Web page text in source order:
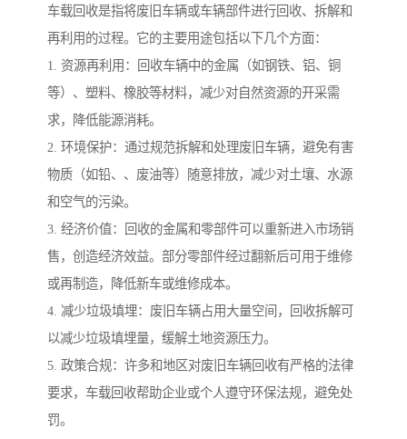
车载回收是指将废旧车辆或车辆部件进行回收、拆解和
再利用的过程。它的主要用途包括以下几个方面：
1. 资源再利用：回收车辆中的金属（如钢铁、铝、铜
等）、塑料、橡胶等材料，减少对自然资源的开采需
求，降低能源消耗。
2. 环境保护：通过规范拆解和处理废旧车辆，避免有害
物质（如铅、、废油等）随意排放，减少对土壤、水源
和空气的污染。
3. 经济价值：回收的金属和零部件可以重新进入市场销
售，创造经济效益。部分零部件经过翻新后可用于维修
或再制造，降低新车或维修成本。
4. 减少垃圾填埋：废旧车辆占用大量空间，回收拆解可
以减少垃圾填埋量，缓解土地资源压力。
5. 政策合规：许多和地区对废旧车辆回收有严格的法律
要求，车载回收帮助企业或个人遵守环保法规，避免处
罚。